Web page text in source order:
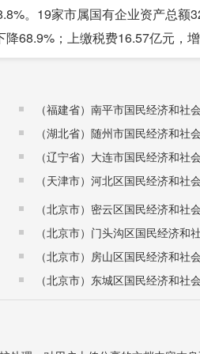
。19家市属国有企业资产总额
68.9%；上缴税费16.57亿元，
末增加0.57万人。户籍人口出生
4430人。
8.5:42.1:49.4，对经济增长贡献
分点。日照钢铁控股集团有限
部件制造等重点项目投产。新一
、15.7%、16.4%和11.1%。“